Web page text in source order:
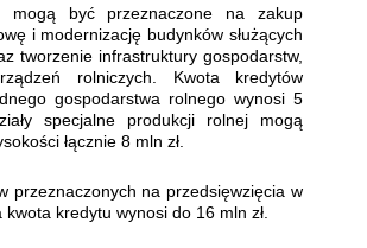
mogą być przeznaczone na zakup
i modernizację budynków służących
tworzenie infrastruktury gospodarstw,
rolniczych. Kwota kredytów
gospodarstwa rolnego wynosi 5
specjalne produkcji rolnej mogą
łącznie 8 mln zł.
przeznaczonych na przedsięwzięcia w
kredytu wynosi do 16 mln zł.